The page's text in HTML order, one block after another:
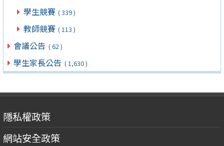
學生競賽 ( 339 )
教師競賽 ( 113 )
會議公告 ( 62 )
學生家長公告 ( 1,630 )
隱私權政策
網站安全政策